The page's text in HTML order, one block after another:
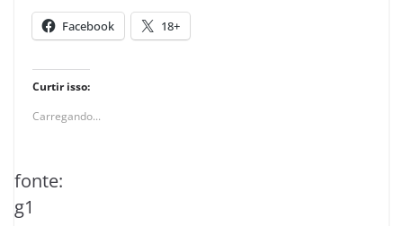
Facebook 18+
Curtir isso:
Carregando...
fonte:
g1